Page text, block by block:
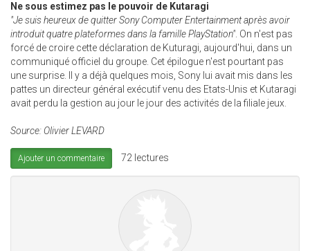
Ne sous estimez pas le pouvoir de Kutaragi
"Je suis heureux de quitter Sony Computer Entertainment après avoir
introduit quatre plateformes dans la famille PlayStation". On n'est pas
forcé de croire cette déclaration de Kuturagi, aujourd'hui, dans un
communiqué officiel du groupe. Cet épilogue n'est pourtant pas
une surprise. Il y a déjà quelques mois, Sony lui avait mis dans les
pattes un directeur général exécutif venu des Etats-Unis et Kutaragi
avait perdu la gestion au jour le jour des activités de la filiale jeux.
Source: Olivier LEVARD
Ajouter un commentaire 72 lectures